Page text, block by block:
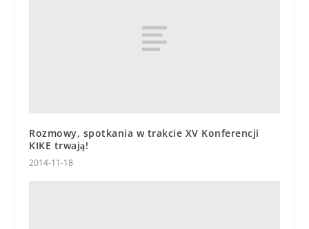
Rozmowy, spotkania w trakcie XV Konferencji
KIKE trwają!
2014-11-18